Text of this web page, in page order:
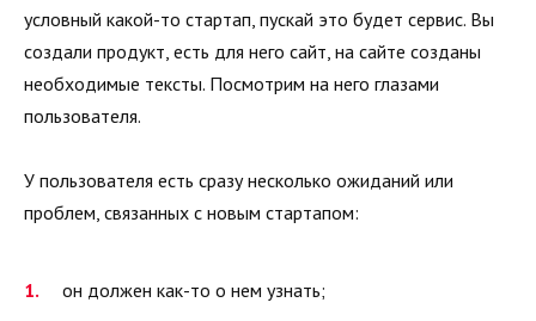
условный какой-то стартап, пускай это будет сервис. Вы
создали продукт, есть для него сайт, на сайте созданы
необходимые тексты. Посмотрим на него глазами
пользователя.
У пользователя есть сразу несколько ожиданий или
проблем, связанных с новым стартапом:
он должен как-то о нем узнать;